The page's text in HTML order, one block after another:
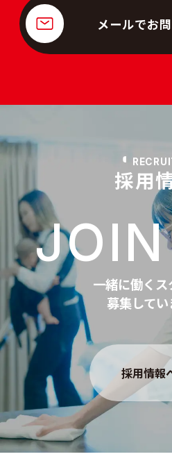
メールでお
採用
一緒に働く
募集してい
採用情報